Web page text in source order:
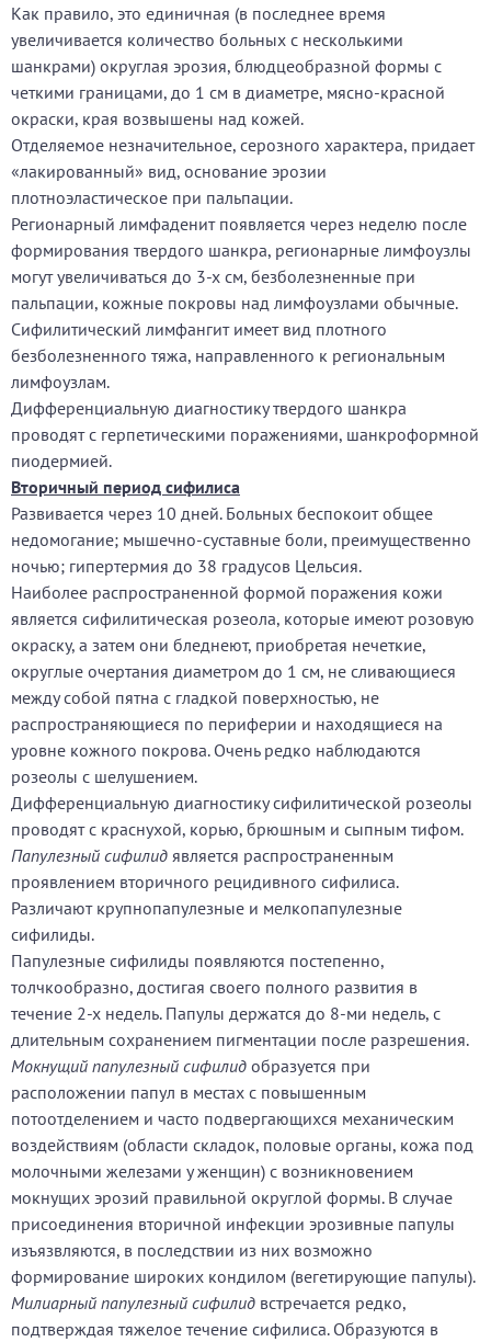
Как правило, это единичная (в последнее время
увеличивается количество больных с несколькими
шанкрами) округлая эрозия, блюдцеобразной формы с
четкими границами, до 1 см в диаметре, мясно-красной
окраски, края возвышены над кожей.
Отделяемое незначительное, серозного характера, придает
«лакированный» вид, основание эрозии
плотноэластическое при пальпации.
Регионарный лимфаденит появляется через неделю после
формирования твердого шанкра, регионарные лимфоузлы
могут увеличиваться до 3-х см, безболезненные при
пальпации, кожные покровы над лимфоузлами обычные.
Сифилитический лимфангит имеет вид плотного
безболезненного тяжа, направленного к региональным
лимфоузлам.
Дифференциальную диагностику твердого шанкра
проводят с герпетическими поражениями, шанкроформной
пиодермией.
Вторичный период сифилиса
Развивается через 10 дней. Больных беспокоит общее
недомогание; мышечно-суставные боли, преимущественно
ночью; гипертермия до 38 градусов Цельсия.
Наиболее распространенной формой поражения кожи
является сифилитическая розеола, которые имеют розовую
окраску, а затем они бледнеют, приобретая нечеткие,
округлые очертания диаметром до 1 см, не сливающиеся
между собой пятна с гладкой поверхностью, не
распространяющиеся по периферии и находящиеся на
уровне кожного покрова. Очень редко наблюдаются
розеолы с шелушением.
Дифференциальную диагностику сифилитической розеолы
проводят с краснухой, корью, брюшным и сыпным тифом.
Папулезный сифилид является распространенным
проявлением вторичного рецидивного сифилиса.
Различают крупнопапулезные и мелкопапулезные
сифилиды.
Папулезные сифилиды появляются постепенно,
толчкообразно, достигая своего полного развития в
течение 2-х недель. Папулы держатся до 8-ми недель, с
длительным сохранением пигментации после разрешения.
Мокнущий папулезный сифилид образуется при
расположении папул в местах с повышенным
потоотделением и часто подвергающихся механическим
воздействиям (области складок, половые органы, кожа под
молочными железами у женщин) с возникновением
мокнущих эрозий правильной округлой формы. В случае
присоединения вторичной инфекции эрозивные папулы
изъязвляются, в последствии из них возможно
формирование широких кондилом (вегетирующие папулы).
Милиарный папулезный сифилид встречается редко,
подтверждая тяжелое течение сифилиса. Образуются в